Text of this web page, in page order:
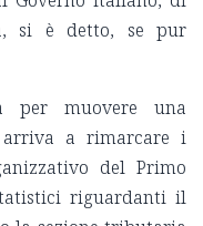
si è detto, se pur
per muovere una
a rimarcare i
del Primo
riguardanti il